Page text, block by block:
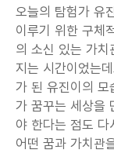
오늘의 탐험가 유
이루기 위한 구체
의 소신 있는 가
지는 시간이었는
가 된 유진이의 모
가 꿈꾸는 세상을
야 한다는 점도
어떤 꿈과 가치관